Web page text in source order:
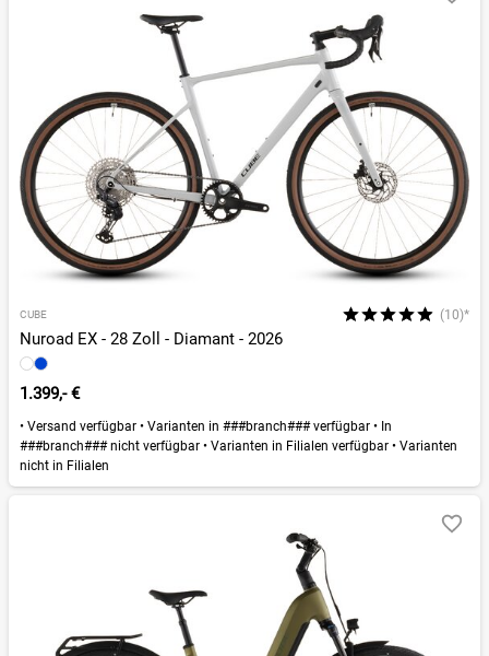
CUBE (10)*
Nuroad EX - 28 Zoll - Diamant - 2026
1.399,- €
• Versand verfügbar • Varianten in ###branch### verfügbar • In
###branch### nicht verfügbar • Varianten in Filialen verfügbar • Varianten
nicht in Filialen